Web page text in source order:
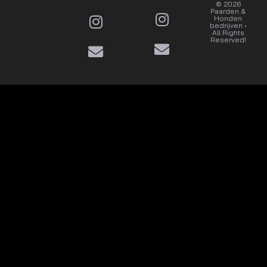
© 2026
Paarden &
Honden
bedrijven •
All Rights
Reserved!